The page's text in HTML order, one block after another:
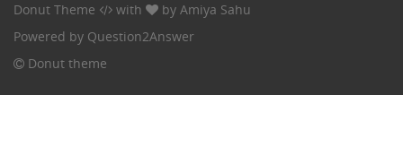
Donut Theme with by Amiya Sahu
Powered by Question2Answer
Donut theme